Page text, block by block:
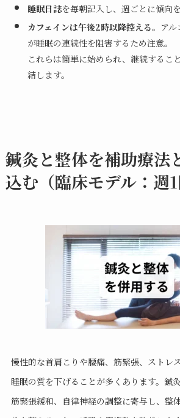
睡眠日誌を毎朝記入し、週ごとに傾向
カフェインは午後2時以降控える。アル
が睡眠の連続性を阻害するため注意。
これらは簡単に始められ、継続するこ
結します。
鍼灸と整体を補助療法
込む（臨床モデル：週
慢性的な首肩こりや腰痛、筋緊張、ストレ
睡眠の質を下げることが多くあります。鍼
筋緊張緩和、自律神経の調整に寄与し、整